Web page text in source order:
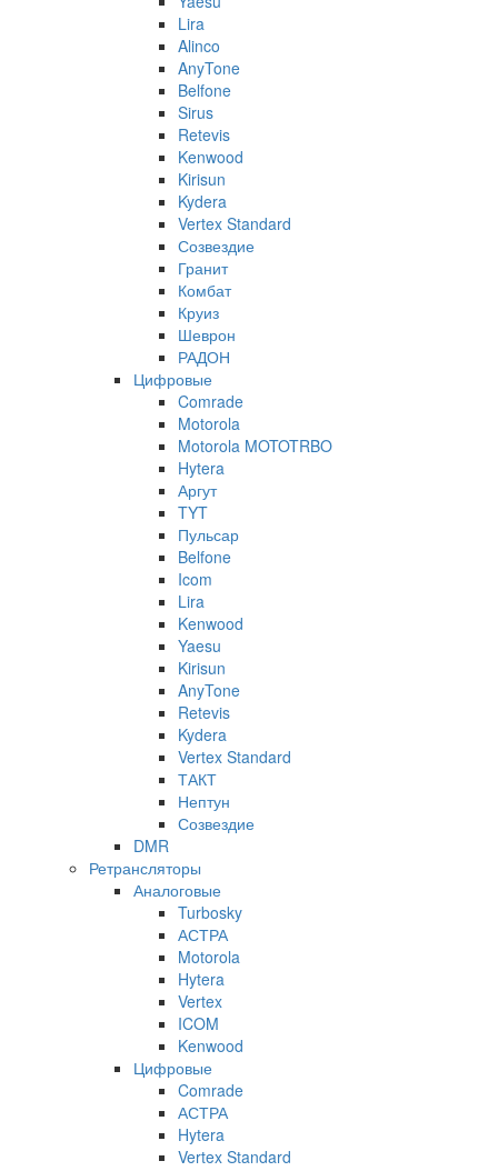
Lira
Alinco
AnyTone
Belfone
Sirus
Retevis
Kenwood
Kirisun
Kydera
Vertex Standard
Созвездие
Гранит
Комбат
Круиз
Шеврон
РАДОН
Цифровые
Comrade
Motorola
Motorola MOTOTRBO
Hytera
Аргут
TYT
Пульсар
Belfone
Icom
Lira
Kenwood
Yaesu
Kirisun
AnyTone
Retevis
Kydera
Vertex Standard
ТАКТ
Нептун
Созвездие
DMR
Ретрансляторы
Аналоговые
Turbosky
АСТРА
Motorola
Hytera
Vertex
ICOM
Kenwood
Цифровые
Comrade
АСТРА
Hytera
Vertex Standard